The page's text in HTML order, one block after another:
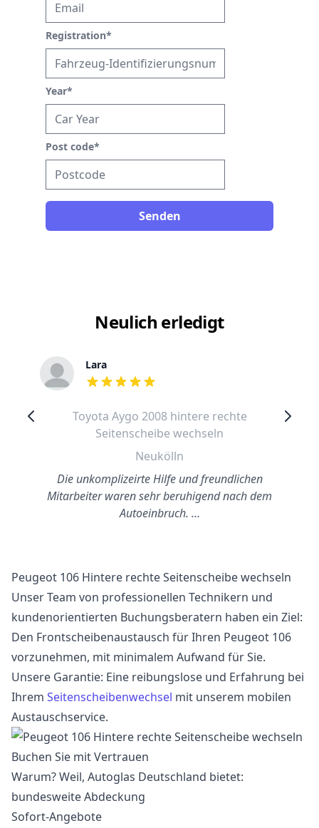
Registration*
Year*
Post code*
Senden
Neulich erledigt
Lara
out of 5 stars
Toyota Aygo 2008 hintere rechte
Seitenscheibe wechseln
Neukölln
Die unkomplizeirte Hilfe und freundlichen
Mitarbeiter waren sehr beruhigend nach dem
Autoeinbruch. …
Peugeot 106 Hintere rechte Seitenscheibe wechseln
Unser Team von professionellen Technikern und
kundenorientierten Buchungsberatern haben ein Ziel:
Den Frontscheibenaustausch für Ihren Peugeot 106
vorzunehmen, mit minimalem Aufwand für Sie.
Unsere Garantie: Eine reibungslose und Erfahrung bei
Ihrem Seitenscheibenwechsel mit unserem mobilen
Austauschservice.
Buchen Sie mit Vertrauen
Warum? Weil, Autoglas Deutschland bietet:
bundesweite Abdeckung
Sofort-Angebote